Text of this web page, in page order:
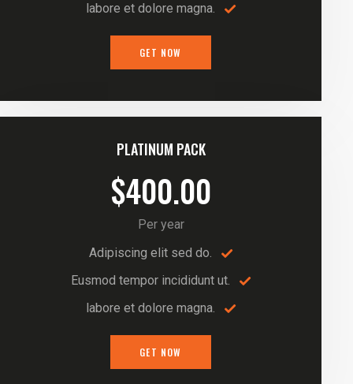
labore et dolore magna.
GET NOW
PLATINUM PACK
$400.00
Per year
Adipiscing elit sed do.
Eusmod tempor incididunt ut.
labore et dolore magna.
GET NOW